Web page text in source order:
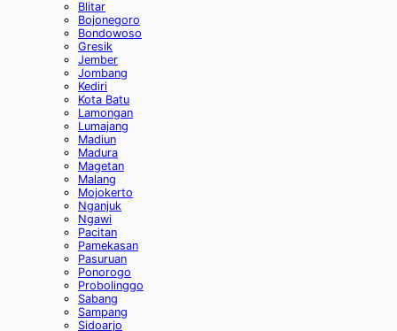
Blitar
Bojonegoro
Bondowoso
Gresik
Jember
Jombang
Kediri
Kota Batu
Lamongan
Lumajang
Madiun
Madura
Magetan
Malang
Mojokerto
Nganjuk
Ngawi
Pacitan
Pamekasan
Pasuruan
Ponorogo
Probolinggo
Sabang
Sampang
Sidoarjo